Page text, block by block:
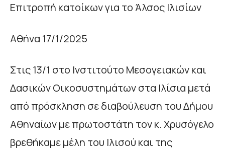
Επιτροπή κατοίκων για το Άλσος Ιλισίων
Αθήνα 17/1/2025
Στις 13/1 στο Ινστιτούτο Μεσογειακών και
Δασικών Οικοσυστημάτων στα Ιλίσια μετά
από πρόσκληση σε διαβούλευση του Δήμου
Αθηναίων με πρωτοστάτη τον κ. Χρυσόγελο
βρεθήκαμε μέλη του Ιλισού και της